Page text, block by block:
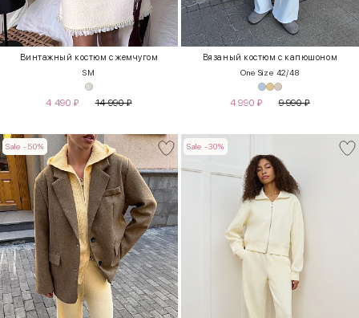
Винтажный костюм с жемчугом
SM
4 490 ₽ 14 990₽
Вязаный костюм с капюшоном
One Size 42/48
4 990 ₽ 9 990₽
Sale -50% Sale -30%